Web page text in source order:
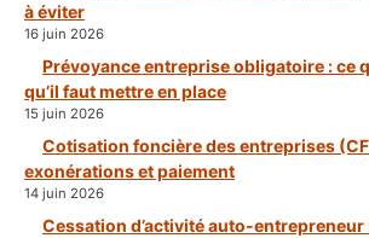
à éviter
16 juin 2026
Prévoyance entreprise obligatoire : ce
qu’il faut mettre en place
15 juin 2026
Cotisation foncière des entreprises
exonérations et paiement
14 juin 2026
Cessation d’activité auto-entrepreneur